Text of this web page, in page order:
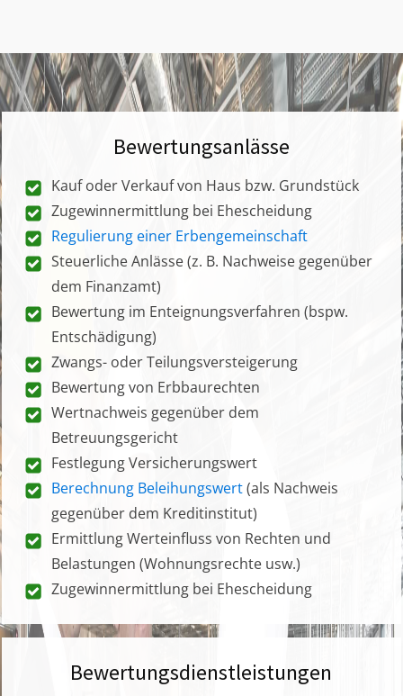
Bewertungsanlässe
Kauf oder Verkauf von Haus bzw. Grundstück
Zugewinnermittlung bei Ehescheidung
Regulierung einer Erbengemeinschaft
Steuerliche Anlässe (z. B. Nachweise gegenüber
dem Finanzamt)
Bewertung im Enteignungsverfahren (bspw.
Entschädigung)
Zwangs- oder Teilungsversteigerung
Bewertung von Erbbaurechten
Wertnachweis gegenüber dem
Betreuungsgericht
Festlegung Versicherungswert
Berechnung Beleihungswert(als Nachweis
gegenüber dem Kreditinstitut)
Ermittlung Werteinfluss von Rechten und
Belastungen (Wohnungsrechte usw.)
Zugewinnermittlung bei Ehescheidung
Bewertungsdienstleistungen